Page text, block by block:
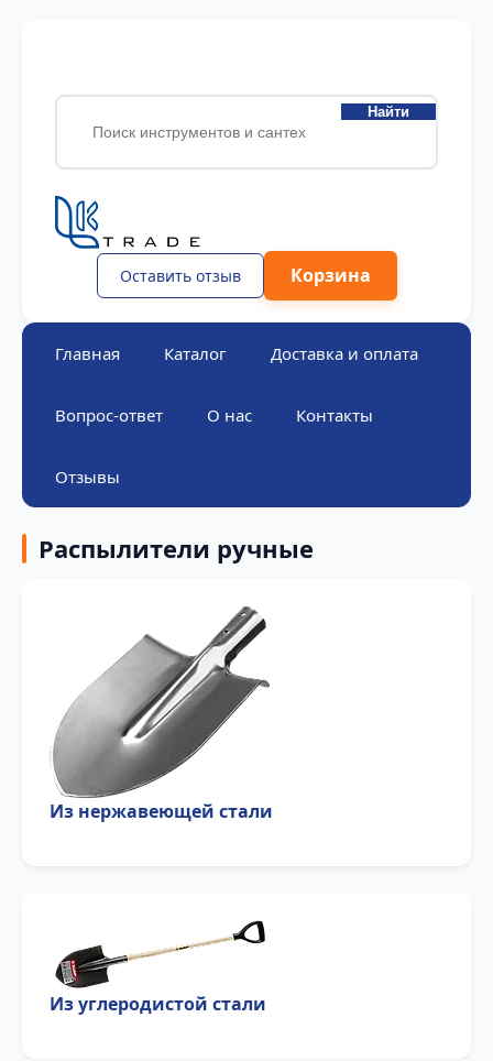
Найти
Оставить отзыв Корзина
Главная Каталог Доставка и оплата
Вопрос-ответ О нас Контакты
Отзывы
Распылители ручные
Из нержавеющей стали
Из углеродистой стали